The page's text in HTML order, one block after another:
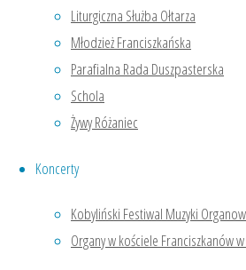
Liturgiczna Służba Ołtarza
Młodzież Franciszkańska
Parafialna Rada Duszpasterska
Schola
Żywy Różaniec
Koncerty
Kobyliński Festiwal Muzyki
Organy w kościele Franciszkanów
Zostań jednym z nas
Liturgia